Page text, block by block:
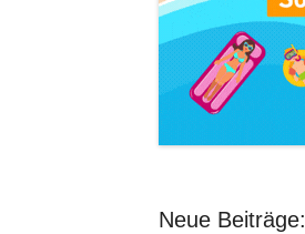
Neue Beiträge: